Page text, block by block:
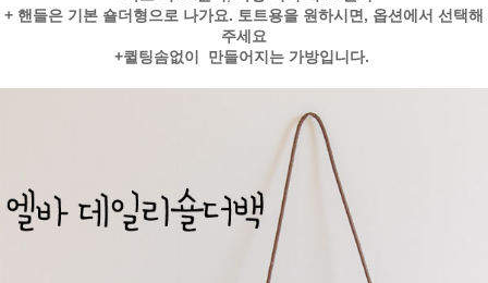
+ 핸들은 기본 숄더형으로 나가요. 토트용을 원하시면, 옵션에서 선택해
주세요
+퀼팅솜없이 만들어지는 가방입니다.